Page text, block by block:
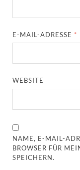
E-MAIL-ADRESSE *
WEBSITE
NAME, E-MAIL-
BROWSER FÜR
SPEICHERN.